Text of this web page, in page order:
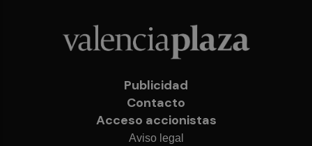
Publicidad
Contacto
Acceso accionistas
Aviso legal